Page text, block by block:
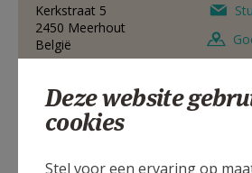
MIJN PAROCHIE
AANMELDEN OF
Kerkstraat 5
2450 Meerhout
België
Kerkstraat 5, 2450 Meerhout
Deze website
cookies
Stel voor een ervaring op